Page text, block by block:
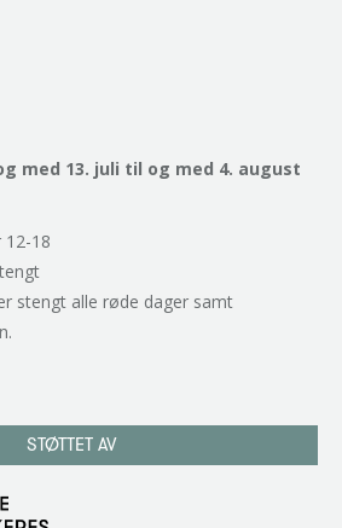
med 13. juli til og med 4. august
18
stengt alle røde dager samt
STØTTET AV